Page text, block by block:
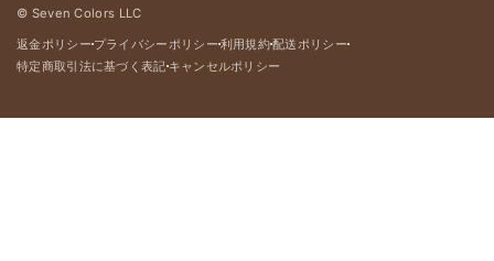
© Seven Colors LLC
返金ポリシー
dot
プライバシーポリシー
dot
利用規約
dot
配送ポリシー
特定商取引法に基づく表記
dot
キャンセルポリシー